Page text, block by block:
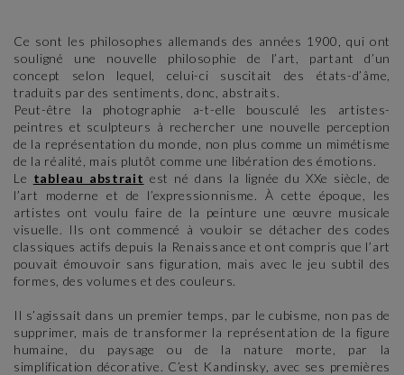
Ce sont les philosophes allemands des années 1900, qui ont
souligné une nouvelle philosophie de l’art, partant d’un
concept selon lequel, celui-ci suscitait des états-d’âme,
traduits par des sentiments, donc, abstraits.
Peut-être la photographie a-t-elle bousculé les artistes-
peintres et sculpteurs à rechercher une nouvelle perception
de la représentation du monde, non plus comme un mimétisme
de la réalité, mais plutôt comme une libération des émotions.
Le tableau abstrait est né dans la lignée du XXe siècle, de
l’art moderne et de l’expressionnisme. À cette époque, les
artistes ont voulu faire de la peinture une œuvre musicale
visuelle. Ils ont commencé à vouloir se détacher des codes
classiques actifs depuis la Renaissance et ont compris que l’art
pouvait émouvoir sans figuration, mais avec le jeu subtil des
formes, des volumes et des couleurs.
Il s’agissait dans un premier temps, par le cubisme, non pas de
supprimer, mais de transformer la représentation de la figure
humaine, du paysage ou de la nature morte, par la
simplification décorative. C’est Kandinsky, avec ses premières